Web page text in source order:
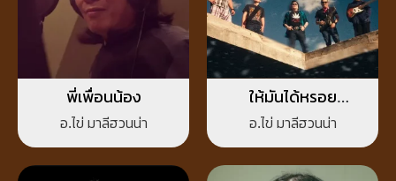
พี่เพื่อนน้อง
อ.ไข่ มาลีฮวนน่า
ให้มันได้หรอย
(Reproduced 2025)
อ.ไข่ มาลีฮวนน่า